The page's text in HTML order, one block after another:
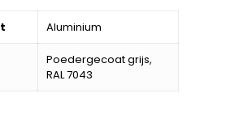
Aluminium
Poedergecoat grijs,
RAL 7043